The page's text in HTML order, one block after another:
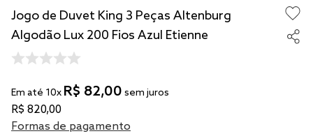
Jogo de Duvet King 3 Peças Altenburg
Algodão Lux 200 Fios Azul Etienne
Em até 10x R$ 82,00 sem juros
R$ 820,00
Formas de pagamento
fronha
travesseiro
jogos cama
tencel
solteiro king